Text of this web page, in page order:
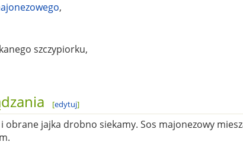
,
szczypiorku,
[edytuj]
jajka drobno siekamy. Sos majonezowy